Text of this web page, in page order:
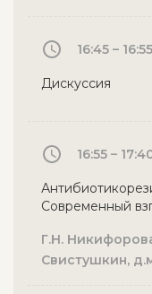
16:45 – 16:55
Дискуссия
16:55 –
Современный
Г.Н.
Свистушкин,